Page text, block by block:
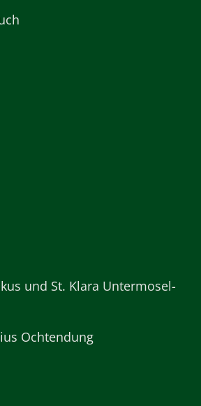
und St. Klara Untermosel-
Ochtendung